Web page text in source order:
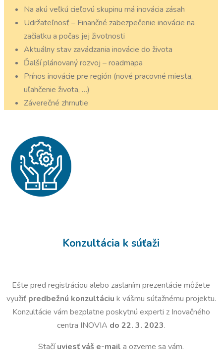
Na akú veľkú cieľovú skupinu má inovácia zásah
Udržateľnosť – Finančné zabezpečenie inovácie na
začiatku a počas jej životnosti
Aktuálny stav zavádzania inovácie do života
Ďalší plánovaný rozvoj – roadmapa
Prínos inovácie pre región (nové pracovné miesta,
uľahčenie života, …)
Záverečné zhrnutie
Konzultácia k súťaži
Ešte pred registráciou alebo zaslaním prezentácie môžete
využiť predbežnú konzultáciu k vášmu súťažnému projektu.
Konzultácie vám bezplatne poskytnú experti z Inovačného
centra INOVIA do 22. 3. 2023.
Stačíuviesť váš e-mail a ozveme sa vám.